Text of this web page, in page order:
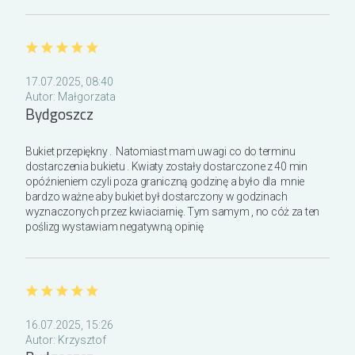
którym przesyłka powinna dotrzeć do odbiorcy.
W dni tj. Dzień Babci, Walentynki, Dzień Kobiet
oraz Dzień Matki
godzinach od 8:00 do 22:00. W tych dniach nie
dostawy, a podany czas ma charakter
orientacyjny.
Zamówienia obejmującewiązanki i wieńce
pogrzebowe wymagają minimum
rozpoczęcia ceremonii, co pozwala na
Kwiaty od ogrodnika
17.07.2025, 08:40
Autor: Małgorzata
Bydgoszcz
Bukiet przepiękny .  Natomiast mam uwagi co do terminu
dostarczenia bukietu . Kwiaty zostały dostarczone z 40 min
opóźnieniem czyli poza graniczną godzinę a było dla  mnie
bardzo ważne aby bukiet był dostarczony w godzinach
wyznaczonych przez kwiaciarnię. Tym samym , no cóż za ten
poślizg wystawiam negatywną opinię
16.07.2025, 15:26
Autor: Krzysztof